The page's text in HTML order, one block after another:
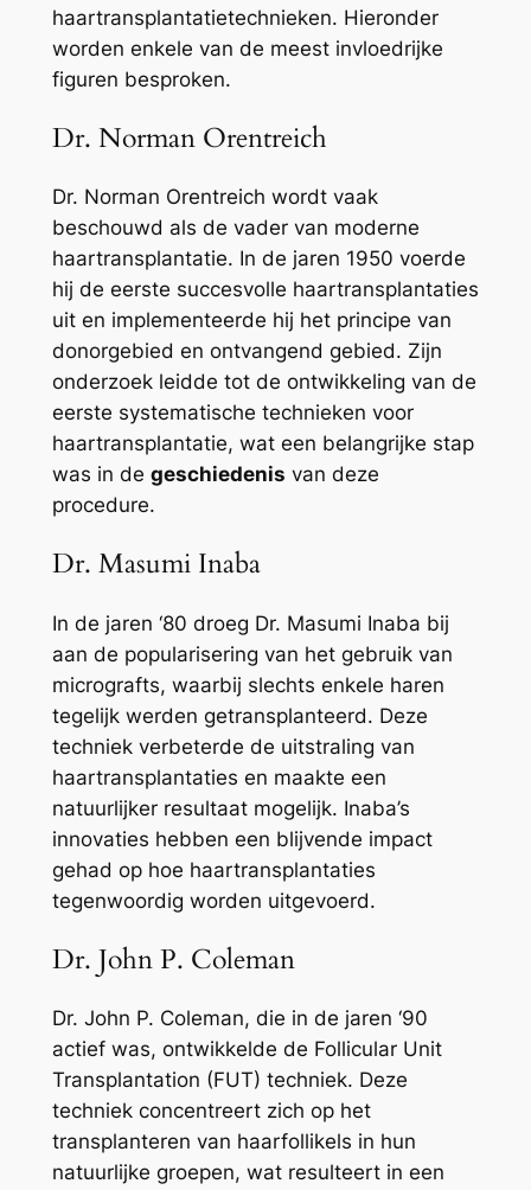
haartransplantatietechnieken. Hieronder
worden enkele van de meest invloedrijke
figuren besproken.
Dr. Norman Orentreich
Dr. Norman Orentreich wordt vaak
beschouwd als de vader van moderne
haartransplantatie. In de jaren 1950 voerde
hij de eerste succesvolle haartransplantaties
uit en implementeerde hij het principe van
donorgebied en ontvangend gebied. Zijn
onderzoek leidde tot de ontwikkeling van de
eerste systematische technieken voor
haartransplantatie, wat een belangrijke stap
was in de geschiedenis van deze
procedure.
Dr. Masumi Inaba
In de jaren ‘80 droeg Dr. Masumi Inaba bij
aan de popularisering van het gebruik van
micrografts, waarbij slechts enkele haren
tegelijk werden getransplanteerd. Deze
techniek verbeterde de uitstraling van
haartransplantaties en maakte een
natuurlijker resultaat mogelijk. Inaba’s
innovaties hebben een blijvende impact
gehad op hoe haartransplantaties
tegenwoordig worden uitgevoerd.
Dr. John P. Coleman
Dr. John P. Coleman, die in de jaren ‘90
actief was, ontwikkelde de Follicular Unit
Transplantation (FUT) techniek. Deze
techniek concentreert zich op het
transplanteren van haarfollikels in hun
natuurlijke groepen, wat resulteert in een